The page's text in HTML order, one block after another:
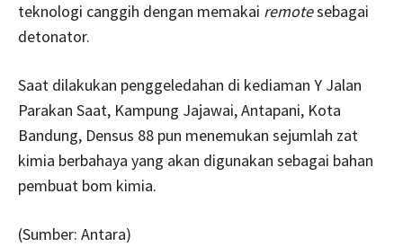
teknologi canggih dengan memakai remotesebagai
detonator.
Saat dilakukan penggeledahan di kediaman Y Jalan
Parakan Saat, Kampung Jajawai, Antapani, Kota
Bandung, Densus 88 pun menemukan sejumlah zat
kimia berbahaya yang akan digunakan sebagai bahan
pembuat bom kimia.
(Sumber: Antara)